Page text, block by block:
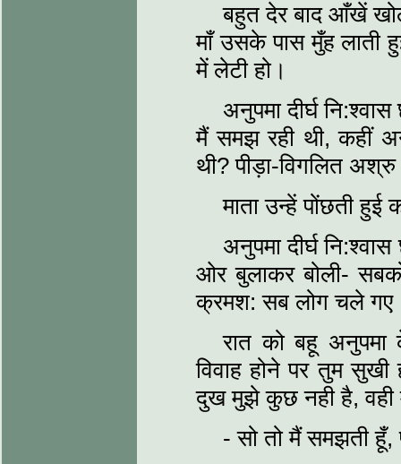
बहुत देर बाद आँखें
माँ उसके पास मुँह लाती
में लेटी हो।
अनुपमा दीर्घ
मैं समझ रही थी, कहीं
थी? पीड़ा-विगलित
माता उन्हें पोंछती हुई
अनुपमा दीर्घ
ओर बुलाकर बोली-
क्रमश: सब लोग चले
रात को बहू अनुपमा
विवाह होने पर तुम
दुख मुझे कुछ नही है, वही
- सो तो मैं समझती हूँ,